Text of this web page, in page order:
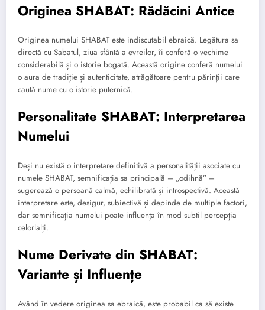
Originea SHABAT: Rădăcini Antice
Originea numelui SHABAT este indiscutabil ebraică. Legătura sa
directă cu Sabatul, ziua sfântă a evreilor, îi conferă o vechime
considerabilă și o istorie bogată. Această origine conferă numelui
o aura de tradiție și autenticitate, atrăgătoare pentru părinții care
caută nume cu o istorie puternică.
Personalitate SHABAT: Interpretarea
Numelui
Deși nu există o interpretare definitivă a personalității asociate cu
numele SHABAT, semnificația sa principală – „odihnă” –
sugerează o persoană calmă, echilibrată și introspectivă. Această
interpretare este, desigur, subiectivă și depinde de multiple factori,
dar semnificația numelui poate influența în mod subtil percepția
celorlalți.
Nume Derivate din SHABAT:
Variante și Influențe
Având în vedere originea sa ebraică, este probabil ca să existe